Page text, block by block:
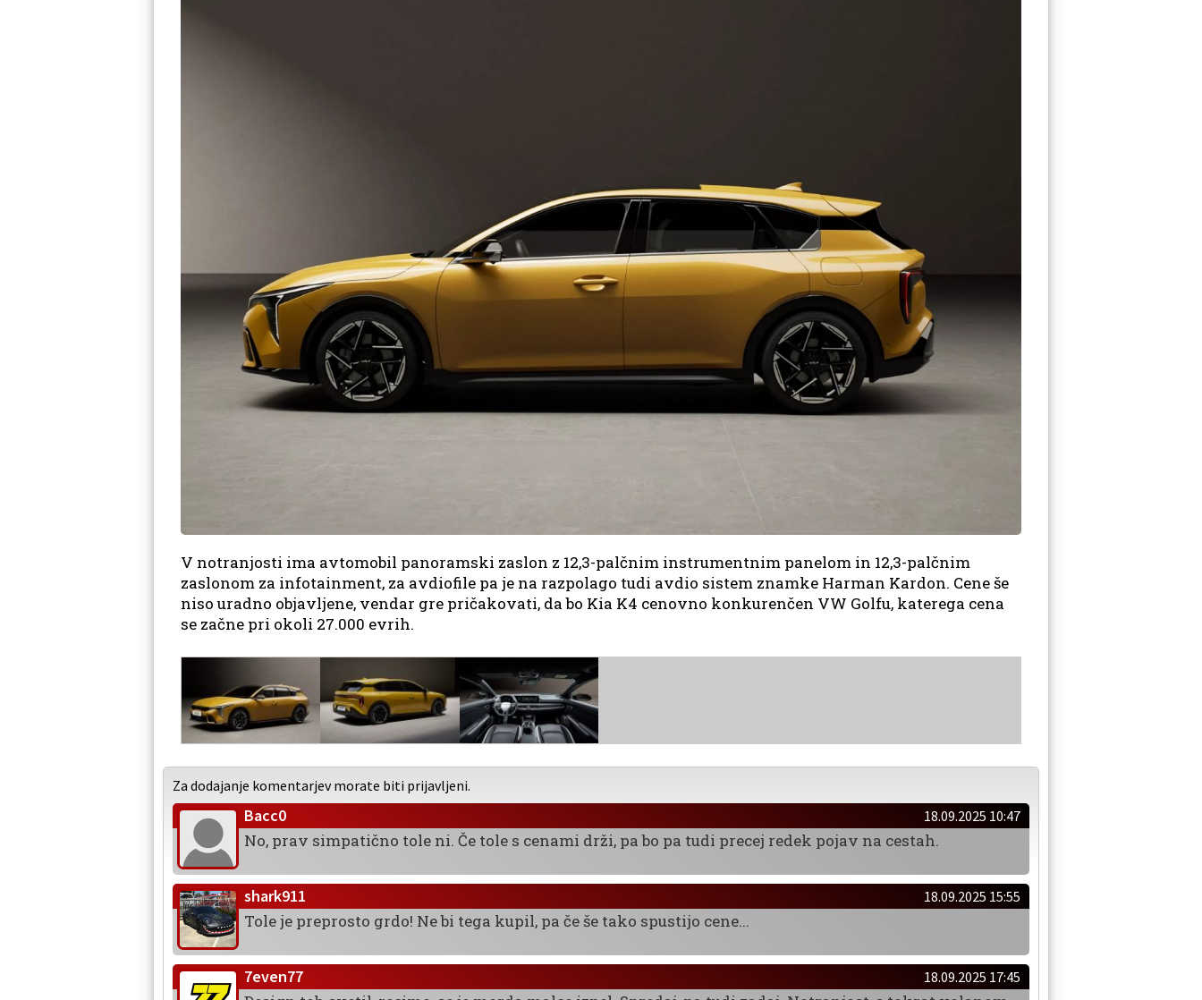
V notranjosti ima avtomobil panoramski zaslon z 12,3-palčnim instrumentnim panelom in 12,3-palčnim
zaslonom za infotainment, za avdiofile pa je na razpolago tudi avdio sistem znamke Harman Kardon. Cene še
niso uradno objavljene, vendar gre pričakovati, da bo Kia K4 cenovno konkurenčen VW Golfu, katerega cena
se začne pri okoli 27.000 evrih.
Za dodajanje komentarjev morate biti prijavljeni.
Bacc0 18.09.2025 10:47
No, prav simpatično tole ni. Če tole s cenami drži, pa bo pa tudi precej redek pojav na cestah.
shark911 18.09.2025 15:55
Tole je preprosto grdo! Ne bi tega kupil, pa če še tako spustijo cene...
7even77 18.09.2025 17:45